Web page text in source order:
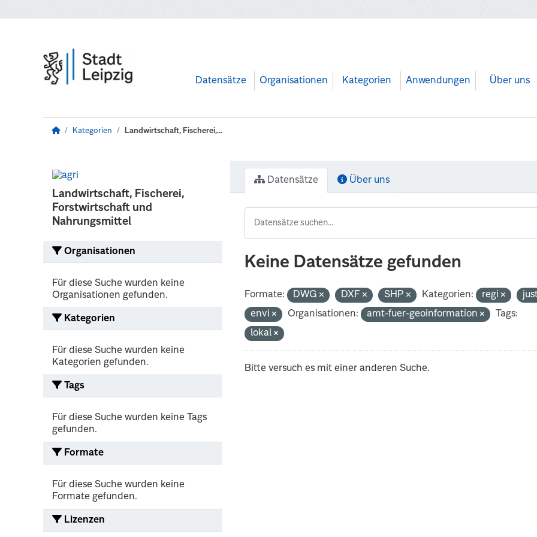
Datensätze Organisationen Kategorien Anwendungen Über uns
Kategorien Landwirtschaft, Fischerei,...
Landwirtschaft, Fischerei,
Forstwirtschaft und
Nahrungsmittel
Organisationen
Für diese Suche wurden keine
Organisationen gefunden.
Kategorien
Für diese Suche wurden keine
Kategorien gefunden.
Tags
Für diese Suche wurden keine Tags
gefunden.
Formate
Für diese Suche wurden keine
Formate gefunden.
Lizenzen
Datensätze Über uns
Keine Datensätze gefunden
Formate: DWG DXF SHP Kategorien: regi
envi
Organisationen: amt-fuer-geoinformation
Tags:
lokal
Bitte versuch es mit einer anderen Suche.